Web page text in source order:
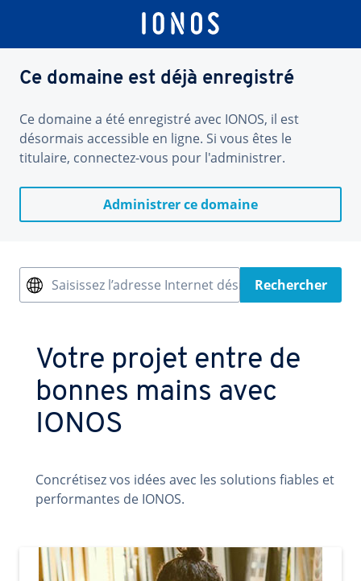
Ce domaine est déjà enregistré
Ce domaine a été enregistré avec IONOS, il est
désormais accessible en ligne. Si vous êtes le
titulaire, connectez-vous pour l'administrer.
Administrer ce domaine
Saisissez l’adresse Internet désiréeRechercher
Votre projet entre de
bonnes mains avec
IONOS
Concrétisez vos idées avec les solutions fiables et
performantes de IONOS.